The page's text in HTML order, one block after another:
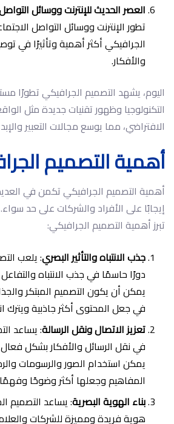
العصر الحديث للإنترنت ووسائل
تطور الإنترنت ووسائل التواصل
الجرافيكي أكثر أهمية وتأثيرًا في
والأفكار.
اليوم، يشهد التصميم الجرافيكي تطورًا
التكنولوجيا وظهور تقنيات جديدة مثل
الافتراضي، مما يوسع مجالات التعبير
أهمية التصميم
أهمية التصميم الجرافيكي تكمن في
إيجابًا على الأفراد والشركات على حد
تبرز أهمية التصميم الجرافيكي:
جذب الانتباه والتأثير البصري: يلعب
دورًا حاسمًا في جذب الانتباه
يمكن أن يكون التصميم المبتكر
في جعل المحتوى أكثر جاذبية ويترك
تعزيز الاتصال ونقل الرسالة: يساعد
في نقل الرسائل والأفكار بشكل
يمكن استخدام الصور والرسومات
المفاهيم وجعلها أكثر وضوحًا
بناء الهوية البصرية: يساعد التصميم
هوية فريدة ومميزة للشركات